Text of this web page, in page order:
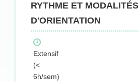
RYTHME ET MODALITÉS
D'ORIENTATION
Extensif
(<
6h/sem)